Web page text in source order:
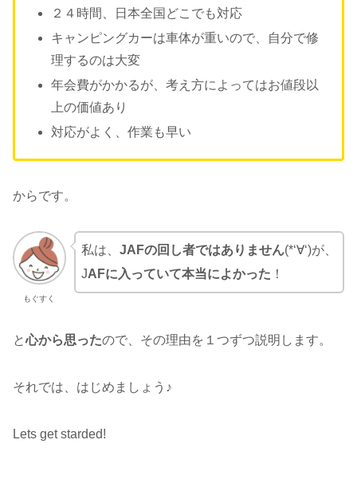
２４時間、日本全国どこでも対応
キャンピングカーは車体が重いので、自分で修
理するのは大変
年会費がかかるが、考え方によってはお値段以
上の価値あり
対応がよく、作業も早い
からです。
もぐすく
私は、 JAFの回し者ではありません(*‘∀‘)が、
JAFに入っていて本当によかった ！
と心から思ったので、その理由を１つずつ説明します。
それでは、はじめましょう♪
Lets get starded!